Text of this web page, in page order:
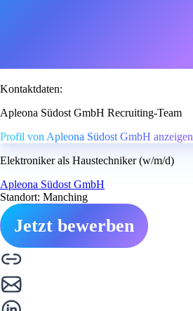
Kontaktdaten:
Apleona Südost GmbH Recruiting-Team
Profil von Apleona Südost GmbH anzeigen
Elektroniker als Haustechniker (w/m/d)
Apleona Südost GmbH
Standort: Manching
Jetzt bewerben